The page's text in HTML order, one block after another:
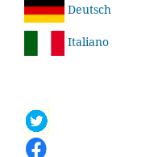
Deutsch
Italiano